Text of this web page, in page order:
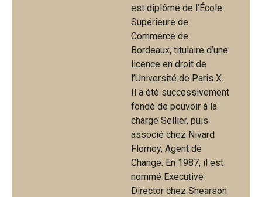
est diplômé de l’École
Supérieure de
Commerce de
Bordeaux, titulaire d’une
licence en droit de
l’Université de Paris X.
Il a été successivement
fondé de pouvoir à la
charge Sellier, puis
associé chez Nivard
Flornoy, Agent de
Change. En 1987, il est
nommé Executive
Director chez Shearson